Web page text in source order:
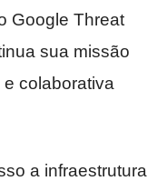
Google Threat
sua missão
colaborativa
a infraestrutura